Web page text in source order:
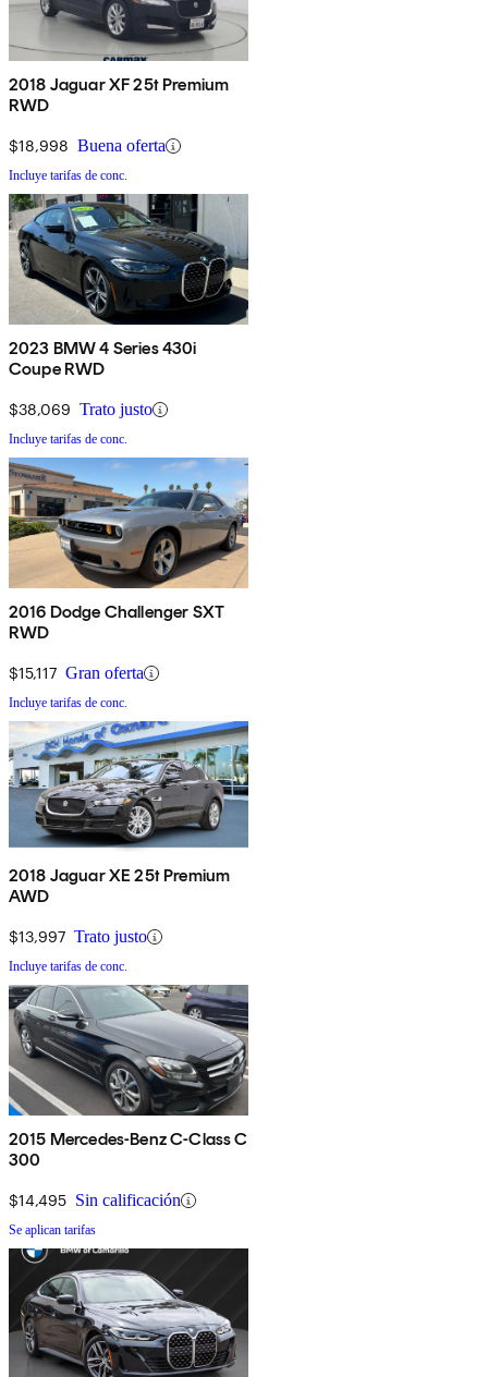
2018 Jaguar XF 25t Premium
RWD
$18,998 Buena oferta
Incluye tarifas de conc.
2023 BMW 4 Series 430i
Coupe RWD
$38,069 Trato justo
Incluye tarifas de conc.
2016 Dodge Challenger SXT
RWD
$15,117 Gran oferta
Incluye tarifas de conc.
2018 Jaguar XE 25t Premium
AWD
$13,997 Trato justo
Incluye tarifas de conc.
2015 Mercedes-Benz C-Class C
300
$14,495 Sin calificación
Se aplican tarifas